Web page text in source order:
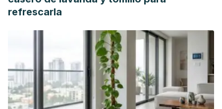
Oral Investigations
, 4349-4357.
Huynh, N. C. N., Everts, V., Leethanakul, C., Pavasant, P., &
Ampornaramveth, R. S. (2016). Rinsing with saline promotes
human gingival fibroblast wound healing in vitro.
PloS
one
(7), e0159843.
https://journals.plos.org/plosone/article?
refrescarla